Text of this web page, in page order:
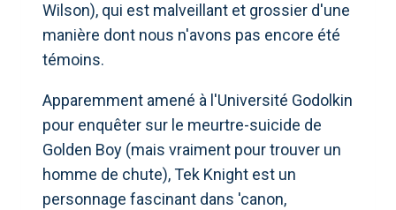
Wilson), qui est malveillant et grossier d'une
manière dont nous n'avons pas encore été
témoins.
Apparemment amené à l'Université Godolkin
pour enquêter sur le meurtre-suicide de
Golden Boy (mais vraiment pour trouver un
homme de chute), Tek Knight est un
personnage fascinant dans 'canon,